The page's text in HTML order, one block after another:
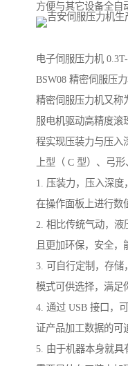
方便与其它设备全自
电子伺服压力机
BSW08 精密伺服压
精密伺服压力机又称
服电机驱动高精度滚
程实现压装力与压入
上型（ C 型）、弓
1. 压装力，压入深
在操作面板上进行数
2. 相比传统气动，液
且更加环保，安全，
3. 可自行定制，存储
模式可供选择，满足
4. 通过 USB 接口，
证产品加工数据的可
5. 由于机器本身就具